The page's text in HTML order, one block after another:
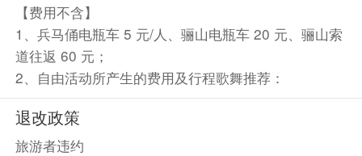
【费用不含】
1、兵马俑电瓶车 5 元/人、骊山电瓶车 20 元、骊山索
道往返 60 元；
2、自由活动所产生的费用及行程歌舞推荐：
退改政策
旅游者违约